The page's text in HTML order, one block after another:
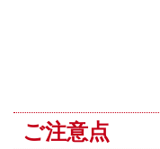
ご注意点